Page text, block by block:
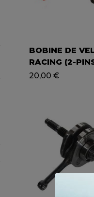
BOBINE DE
RACING (2-
PITBIKE
20,00 €